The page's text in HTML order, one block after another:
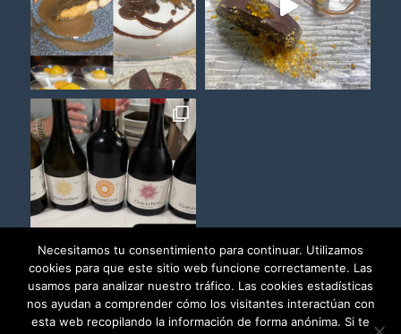
Load More Follow on Instagram
Necesitamos tu consentimiento para continuar. Utilizamos
cookies para que este sitio web funcione correctamente. Las
usamos para analizar nuestro tráfico. Las cookies estadísticas
nos ayudan a comprender cómo los visitantes interactúan con
esta web recopilando la información de forma anónima. Si te